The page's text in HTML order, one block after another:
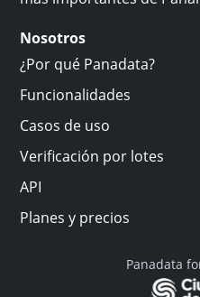
Nosotros
¿Por qué Panadata?
Funcionalidades
Casos de uso
Verificación por lotes
API
Planes y precios
Panadata